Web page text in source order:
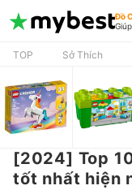
Đồ
TOP Sở Thích
[2024] Top
tốt nhất hiện